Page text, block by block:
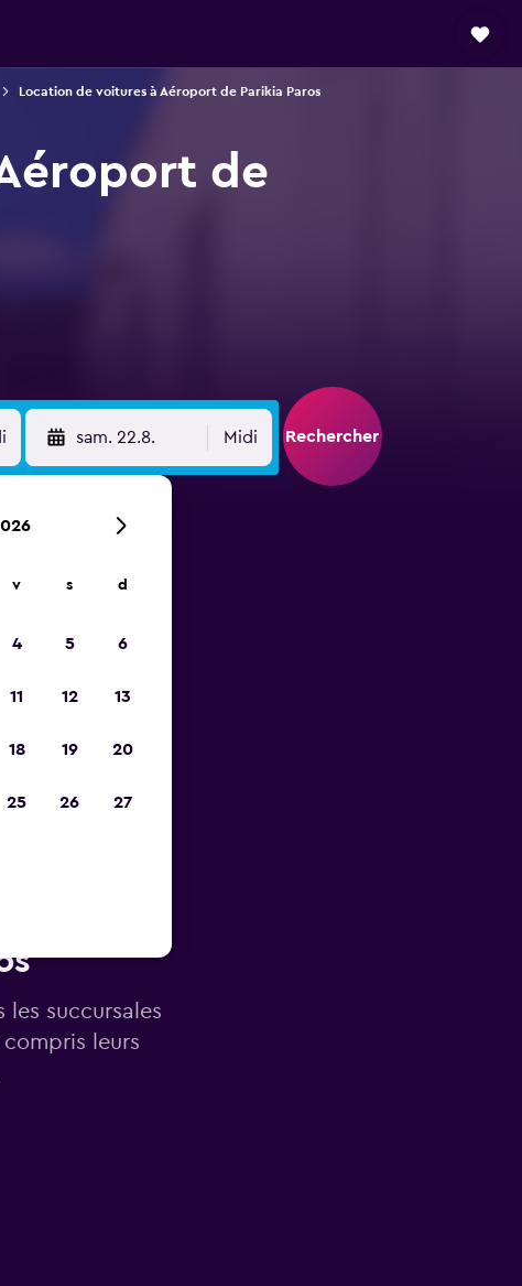
Location de voitures à Aéroport de Parikia Paros
de
sam. 22.8. Midi Rechercher
succursales
leurs
v s d
4 5 6
11 12 13
18 19 20
25 26 27